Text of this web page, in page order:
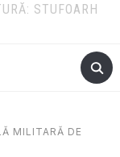
STUFOARH
MILITARĂ DE